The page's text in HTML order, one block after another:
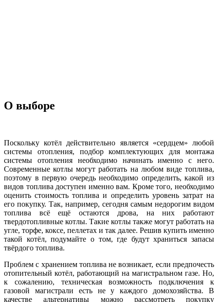
О выборе
Поскольку котёл действительно является «сердцем» любой
системы отопления, подбор комплектующих для монтажа
системы отопления необходимо начинать именно с него.
Современные котлы могут работать на любом виде топлива,
поэтому в первую очередь необходимо определить, какой из
видов топлива доступен именно вам. Кроме того, необходимо
оценить стоимость топлива и определить уровень затрат на
его покупку. Так, например, сегодня самым недорогим видом
топлива всё ещё остаются дрова, на них работают
твердотопливные котлы. Такие котлы также могут работать на
угле, торфе, коксе, пеллетах и так далее. Решив купить именно
такой котёл, подумайте о том, где будут храниться запасы
твёрдого топлива.
Проблем с хранением топлива не возникает, если предпочесть
отопительный котёл, работающий на магистральном газе. Но,
к сожалению, техническая возможность подключения к
газовой магистрали есть не у каждого домохозяйства. В
качестве альтернативы можно рассмотреть покупку